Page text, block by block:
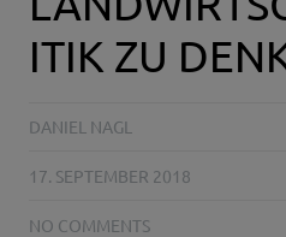
ITIK ZU
DANIEL NAGL
17. SEPTEMBER 2018
NO COMMENTS